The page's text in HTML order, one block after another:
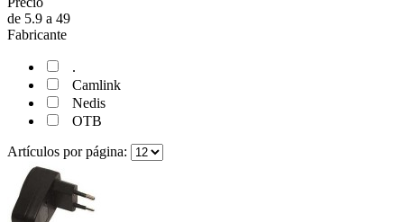
de 5.9 a 49
Fabricante
.
Camlink
Nedis
OTB
Artículos por página: